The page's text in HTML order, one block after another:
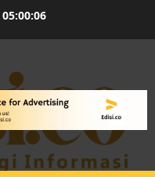
05:00:06